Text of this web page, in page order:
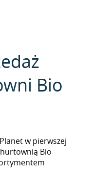
Bio
w pierwszej
Bio